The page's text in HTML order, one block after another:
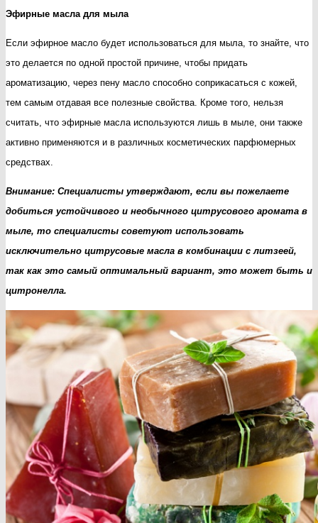
Эфирные масла для мыла
Если эфирное масло будет использоваться для мыла, то знайте, что
это делается по одной простой причине, чтобы придать
ароматизацию, через пену масло способно соприкасаться с кожей,
тем самым отдавая все полезные свойства. Кроме того, нельзя
считать, что эфирные масла используются лишь в мыле, они также
активно применяются и в различных косметических парфюмерных
средствах.
Внимание: Специалисты утверждают, если вы пожелаете
добиться устойчивого и необычного цитрусового аромата в
мыле, то специалисты советуют использовать
исключительно цитрусовые масла в комбинации с литзеей,
так как это самый оптимальный вариант, это может быть и
цитронелла.